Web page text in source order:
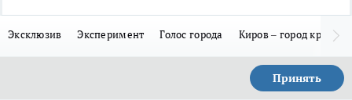
Эксклюзив Эксперимент Голос города Киров – город
Принять